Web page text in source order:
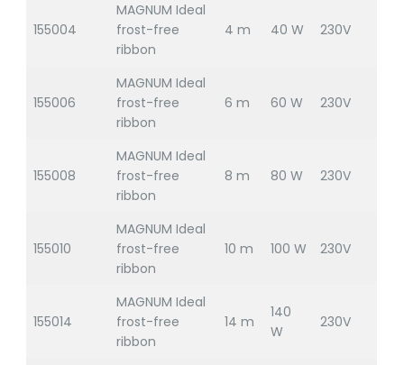
155004
MAGNUM Ideal
frost-free
ribbon
4 m 40 W 230V
155006
MAGNUM Ideal
frost-free
ribbon
6 m 60 W 230V
155008
MAGNUM Ideal
frost-free
ribbon
8 m 80 W 230V
155010
MAGNUM Ideal
frost-free
ribbon
10 m 100 W 230V
155014
MAGNUM Ideal
frost-free
ribbon
14 m
140
W
230V